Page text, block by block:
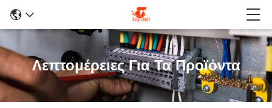
Λεπτομέρειες Για Τα Προϊόντα